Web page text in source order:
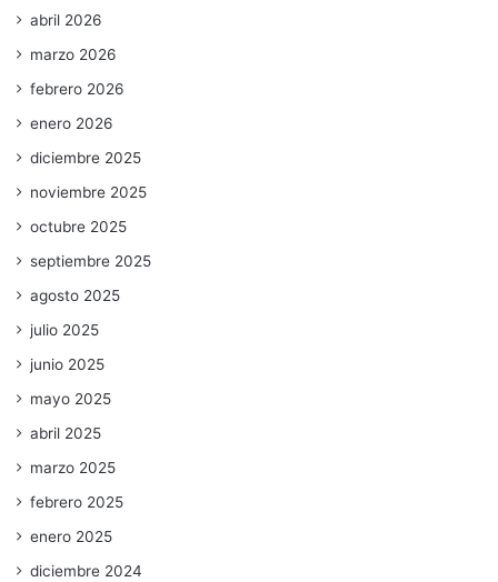
abril 2026
marzo 2026
febrero 2026
enero 2026
diciembre 2025
noviembre 2025
octubre 2025
septiembre 2025
agosto 2025
julio 2025
junio 2025
mayo 2025
abril 2025
marzo 2025
febrero 2025
enero 2025
diciembre 2024